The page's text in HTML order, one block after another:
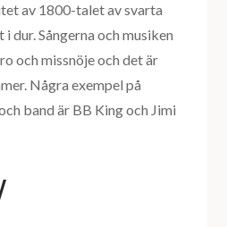
av 1800-talet av svarta
dur. Sångerna och musiken
och missnöje och det är
Några exempel på
band är BB King och Jimi